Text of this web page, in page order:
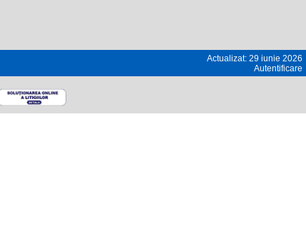
Actualizat: 29 iunie 2026
Autentificare